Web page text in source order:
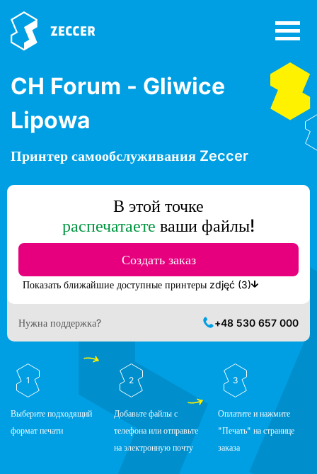
CH Forum - Gliwice
Lipowa
Принтер самообслуживания Zeccer
В этой точке
распечатаете ваши файлы!
Создать заказ
Показать ближайшие доступные принтеры zdjęć (3)
Нужна поддержка? +48 530 657 000
1
Выберите подходящий
формат печати
2
Добавьте файлы с
телефона или отправьте
на электронную почту
3
Оплатите и нажмите
"Печать" на странице
заказа